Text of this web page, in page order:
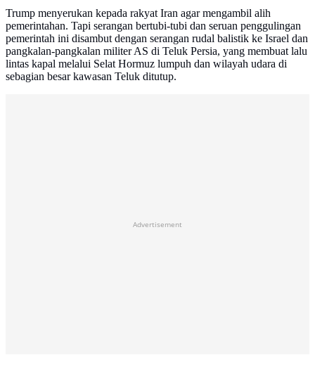
Trump menyerukan kepada rakyat Iran agar mengambil alih
pemerintahan. Tapi serangan bertubi-tubi dan seruan penggulingan
pemerintah ini disambut dengan serangan rudal balistik ke Israel dan
pangkalan-pangkalan militer AS di Teluk Persia, yang membuat lalu
lintas kapal melalui Selat Hormuz lumpuh dan wilayah udara di
sebagian besar kawasan Teluk ditutup.
Advertisement